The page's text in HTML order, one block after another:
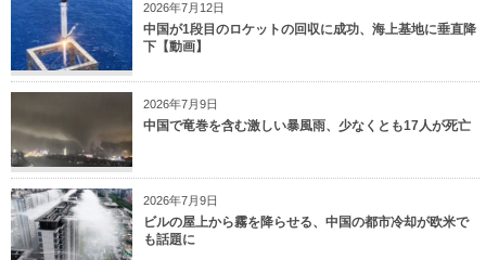
2026年7月12日
中国が1段目のロケットの回収に成功、海上基地に垂直降
下【動画】
2026年7月9日
中国で竜巻を含む激しい暴風雨、少なくとも17人が死亡
2026年7月9日
ビルの屋上から霧を降らせる、中国の都市冷却が欧米で
も話題に